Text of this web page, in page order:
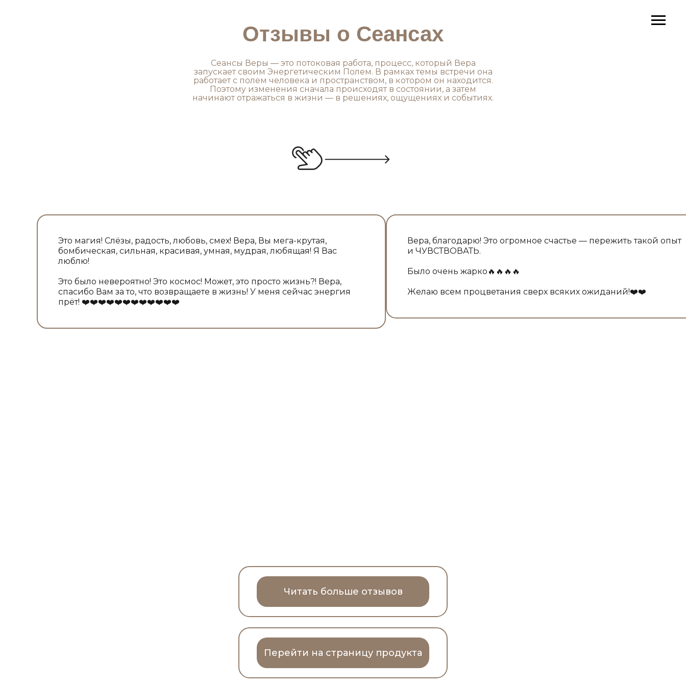
Отзывы о Сеансах
Сеансы Веры — это потоковая работа, процесс, который Вера
запускает своим Энергетическим Полем. В рамках темы встречи она
работает с полем человека и пространством, в котором он находится.
Поэтому изменения сначала происходят в состоянии, а затем
начинают отражаться в жизни — в решениях, ощущениях и событиях.
Это магия! Слёзы, радость, любовь, смех! Вера, Вы мега-крутая,
бомбическая, сильная, красивая, умная, мудрая, любящая! Я Вас
люблю!
Это было невероятно! Это космос! Может, это просто жизнь?! Вера,
спасибо Вам за то, что возвращаете в жизнь! У меня сейчас энергия
прёт! ❤️❤️❤️❤️❤️❤️❤️❤️❤️❤️❤️❤️
Вера, благодарю! Это огромное счастье — пережить такой опыт
и ЧУВСТВОВАТЬ.
Было очень жарко🔥🔥🔥🔥
Желаю всем процветания сверх всяких ожиданий!❤️❤️
Читать больше отзывов
Перейти на страницу продукта